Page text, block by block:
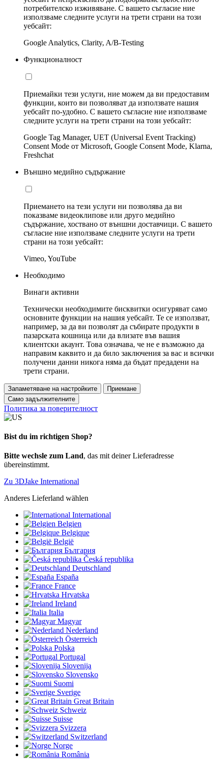
потребителско изживяване. С вашето съгласие ние
използваме следните услуги на трети страни на този
уебсайт:
Google Analytics, Clarity, A/B-Testing
Функционалност
Приемайки тези услуги, ние можем да ви предоставим
функции, които ви позволяват да използвате нашия
уебсайт по-удобно. С вашето съгласие ние използваме
следните услуги на трети страни на този уебсайт:
Google Tag Manager, UET (Universal Event Tracking)
Consent Mode от Microsoft, Google Consent Mode, Klarna,
Freshchat
Външно медийно съдържание
Приемането на тези услуги ни позволява да ви
показваме видеоклипове или друго медийно
съдържание, хоствано от външни доставчици. С вашето
съгласие ние използваме следните услуги на трети
страни на този уебсайт:
Vimeo, YouTube
Необходимо
Винаги активни
Технически необходимите бисквитки осигуряват само
основните функции на нашия уебсайт. Те се използват,
например, за да ви позволят да събирате продукти в
пазарската кошница или да влизате във вашия
клиентски акаунт. Това означава, че не е възможно да
направим каквито и да било заключения за вас и всички
получени данни никога няма да бъдат предадени на
трети страни.
Запаметяване на настройките
Приемане
Само задължителните
Политика за поверителност
Bist du im richtigen Shop?
Bitte wechsle zum Land, das mit deiner Lieferadresse
übereinstimmt.
Zu 3DJake International
Anderes Lieferland wählen
International
Belgien
Belgique
België
България
Česká republika
Deutschland
España
France
Hrvatska
Ireland
Italia
Magyar
Nederland
Österreich
Polska
Portugal
Slovenija
Slovensko
Suomi
Sverige
Great Britain
Schweiz
Suisse
Svizzera
Switzerland
Norge
România